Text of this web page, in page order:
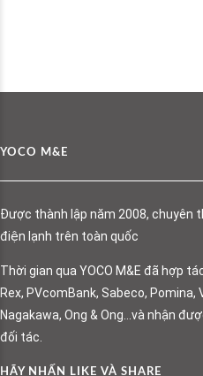
YOCO M&E
Được thành lập năm 2008, chuyên
điện lạnh trên toàn quốc
Thời gian qua YOCO M&E đã hợp
Rex, PVcomBank, Sabeco, Pomina,
Nagakawa, Ong & Ong…và nhận
đối tác.
HÃY NHẤN LIKE VÀ SHARE